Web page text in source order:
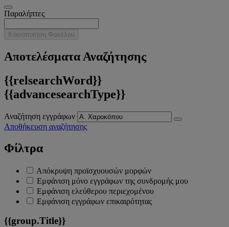
Παραλήπτες
Κοινοποίηση Φακέλου
Αποτελέσματα Αναζήτησης
{{relsearchWord}}
{{advancesearchType}}
Αναζήτηση εγγράφων
Αποθήκευση αναζήτησης
Φίλτρα
Απόκρυψη προϊσχυουσών μορφών
Εμφάνιση μόνο εγγράφων της συνδρομής μου
Εμφάνιση ελεύθερου περιεχομένου
Εμφάνιση εγγράφων επικαιρότητας
{{group.Title}}